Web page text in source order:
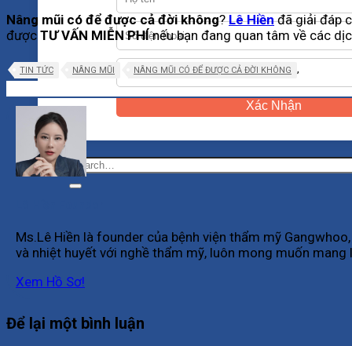
Xác Nhận
Nâng mũi có để được cả đời không?Lê Hiềnđã giải đáp
được TƯ VẤN MIỄN PHÍnếu bạn đang quan tâm về các
TIN TỨC NÂNG MŨI NÂNG MŨI CÓ ĐỂ ĐƯỢC CẢ ĐỜI KHÔNG
Ms.Lê Hiền là founder của bệnh viện thẩm mỹ
và nhiệt huyết với nghề thẩm mỹ, luôn mong muốn mang
Xem Hồ Sơ!
Để lại một bình luận